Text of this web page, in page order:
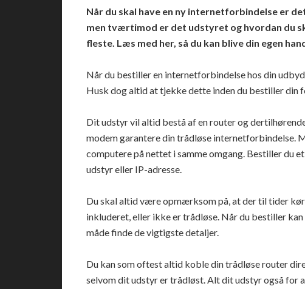
Når du skal have en ny internetforbindelse er
men tværtimod er det udstyret og hvordan du
fleste. Læs med her, så du kan blive din egen
Når du bestiller en internetforbindelse hos din
Husk dog altid at tjekke dette inden du bestiller din
Dit udstyr vil altid bestå af en router og
modem garantere din trådløse internetforbindelse.
computere på nettet i samme omgang. Bestiller du
udstyr eller IP-adresse.
Du skal altid være opmærksom på, at der til tider
inkluderet, eller ikke er trådløse. Når du bestiller
måde finde de vigtigste detaljer.
Du kan som oftest altid koble din trådløse router
selvom dit udstyr er trådløst. Alt dit udstyr også for